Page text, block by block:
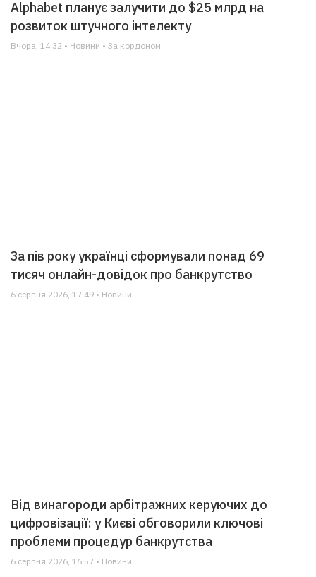
Alphabet планує залучити до $25 млрд на
розвиток штучного інтелекту
Вчора, 14:32 • Новини • За кордоном
За пів року українці сформували понад 69
тисяч онлайн-довідок про банкрутство
6 серпня 2026, 17:49 • Новини
Від винагороди арбітражних керуючих до
цифровізації: у Києві обговорили ключові
проблеми процедур банкрутства
6 серпня 2026, 16:57 • Новини